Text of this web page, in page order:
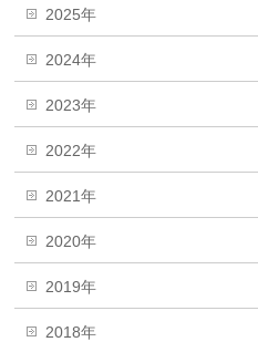
2025年
2024年
2023年
2022年
2021年
2020年
2019年
2018年